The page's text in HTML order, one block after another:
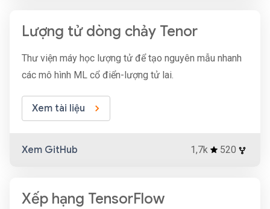
Lượng tử dòng chảy Tenor
Thư viện máy học lượng tử để tạo nguyên mẫu nhanh
các mô hình ML cổ điển-lượng tử lai.
Xem tài liệu
Xem GitHub 1,7k 520
Xếp hạng TensorFlow